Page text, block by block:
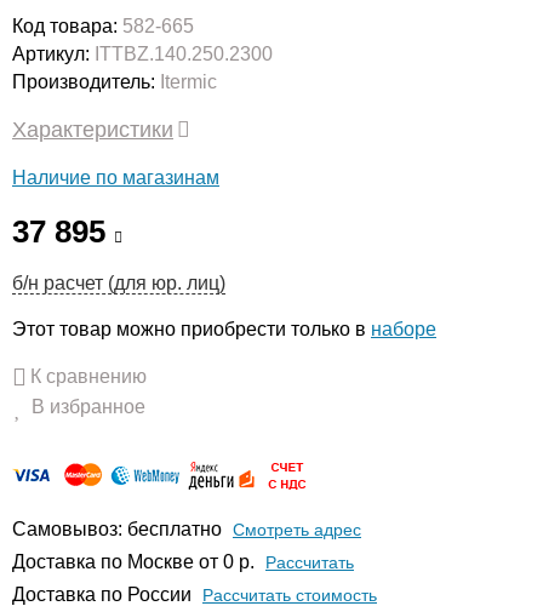
Код товара: 582-665
Артикул: ITTBZ.140.250.2300
Производитель: Itermic
Характеристики
Наличие по магазинам
37 895
б/н расчет (для юр. лиц)
Этот товар можно приобрести только в наборе
К сравнению
В избранное
Самовывоз: бесплатно Смотреть адрес
Доставка по Москве от 0 р. Расcчитать
Доставка по России Рассчитать стоимость